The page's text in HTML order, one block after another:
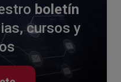
boletín
cursos y